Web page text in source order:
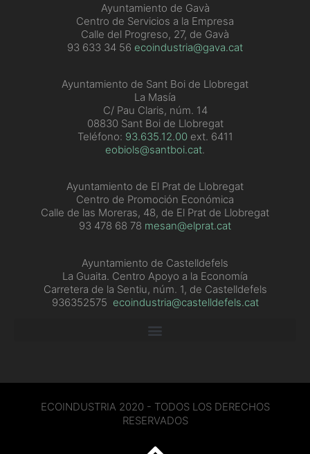
Ayuntamiento de Gavà
Centro de Servicios a la Empresa
Calle del Progreso, 27, de Gavà
93 633 34 56 ecoindustria@gava.cat
Ayuntamiento de Sant Boi de Llobregat
La Masía
C/ Pau Claris, núm. 14
08830 Sant Boi de Llobregat
Teléfono: 93.635.12.00ext. 6411
eobiols@santboi.cat.
Ayuntamiento de El Prat de Llobregat
Centro de Promoción Económica
Calle de las Moreras, 48, de El Prat de Llobregat
93 478 68 78 mesan@elprat.cat
Ayuntamiento de Castelldefels
La Guaita. Centro Apoyo a la Economía
Carretera de la Sentiu, núm. 1, de Castelldefels
936352575 ecoindustria@castelldefels.cat
ECOINDUSTRIA 2020 - TODOS LOS DERECHOS
RESERVADOS